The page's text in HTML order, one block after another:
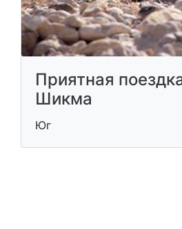
Приятная
Шикма
Юг